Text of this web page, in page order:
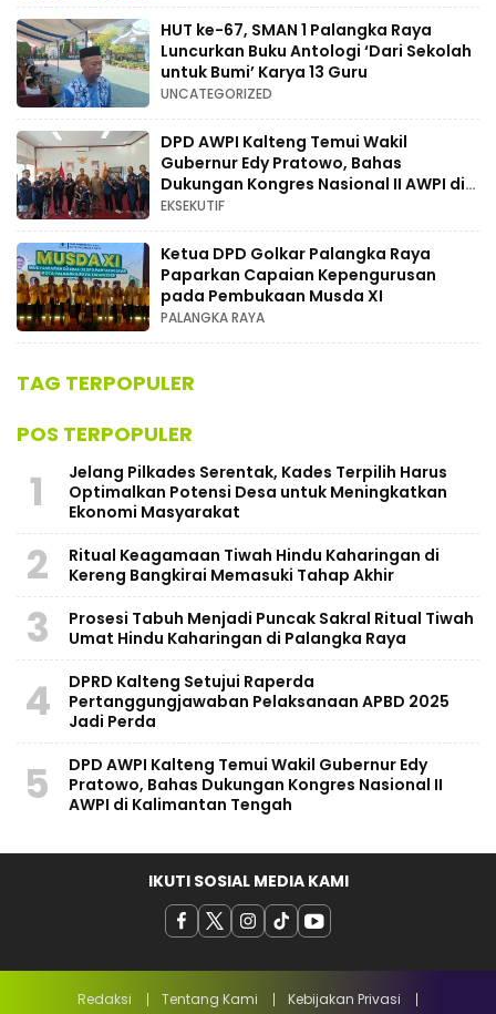
HUT ke-67, SMAN 1 Palangka Raya
Luncurkan Buku Antologi ‘Dari Sekolah
untuk Bumi’ Karya 13 Guru
UNCATEGORIZED
DPD AWPI Kalteng Temui Wakil
Gubernur Edy Pratowo, Bahas
Dukungan Kongres Nasional II AWPI di
Kalimantan Tengah
EKSEKUTIF
Ketua DPD Golkar Palangka Raya
Paparkan Capaian Kepengurusan
pada Pembukaan Musda XI
PALANGKA RAYA
TAG TERPOPULER
POS TERPOPULER
1
Jelang Pilkades Serentak, Kades Terpilih Harus
Optimalkan Potensi Desa untuk Meningkatkan
Ekonomi Masyarakat
2
Ritual Keagamaan Tiwah Hindu Kaharingan di
Kereng Bangkirai Memasuki Tahap Akhir
3
Prosesi Tabuh Menjadi Puncak Sakral Ritual Tiwah
Umat Hindu Kaharingan di Palangka Raya
4
​DPRD Kalteng Setujui Raperda
Pertanggungjawaban Pelaksanaan APBD 2025
Jadi Perda
5
DPD AWPI Kalteng Temui Wakil Gubernur Edy
Pratowo, Bahas Dukungan Kongres Nasional II
AWPI di Kalimantan Tengah
IKUTI SOSIAL MEDIA KAMI
Redaksi Tentang Kami
Kebijakan Privasi